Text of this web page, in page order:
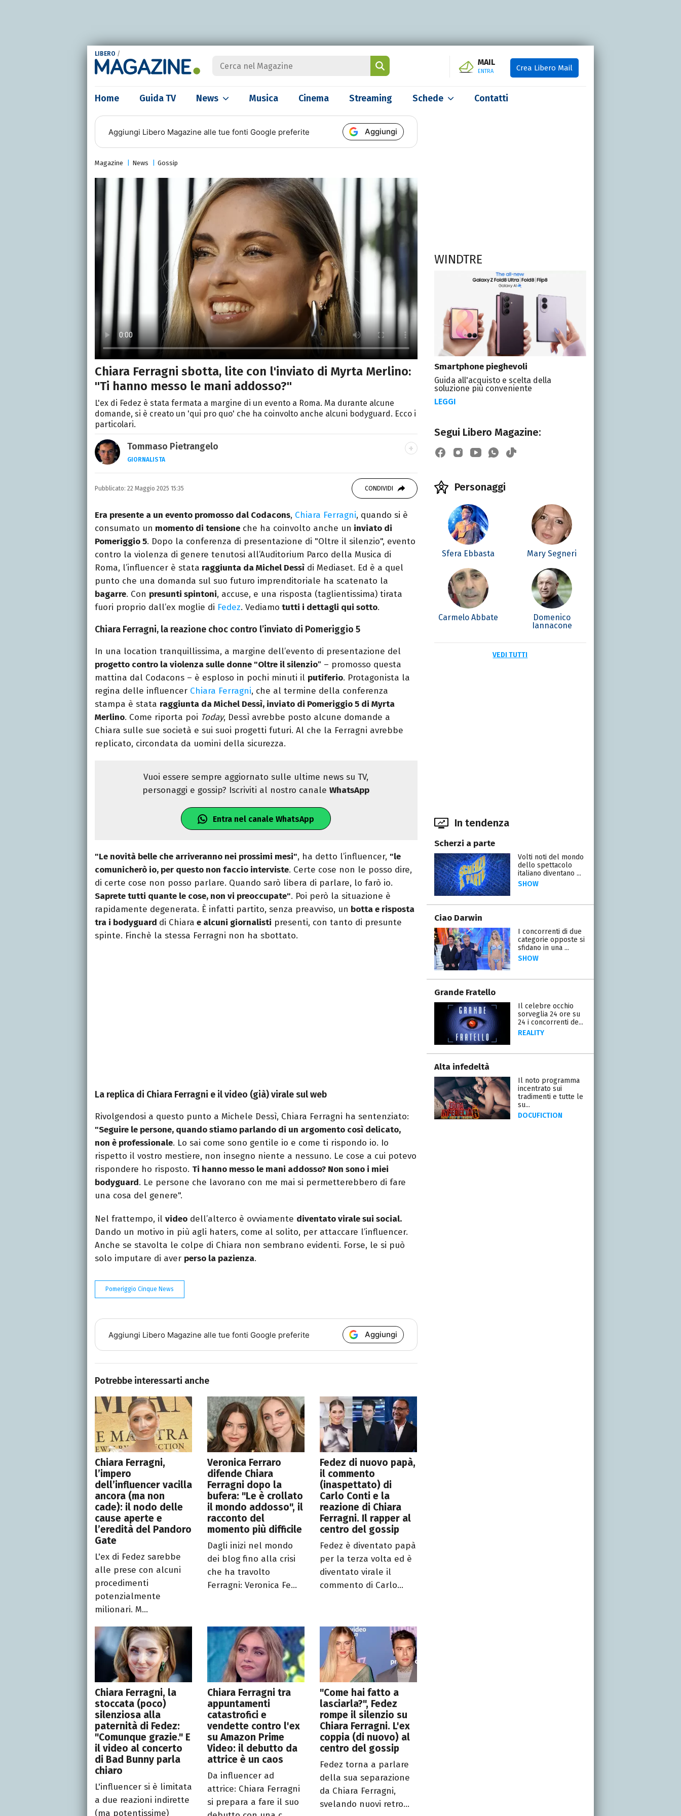
LIBERO /
MAIL
ENTRA Crea Libero Mail
Home Guida TV News Musica Cinema Streaming Schede Contatti
Aggiungi Libero Magazine alle tue fonti Google preferite Aggiungi
Magazine News Gossip
Chiara Ferragni sbotta, lite con l'inviato di Myrta Merlino:
"Ti hanno messo le mani addosso?"
L'ex di Fedez è stata fermata a margine di un evento a Roma. Ma durante alcune
domande, si è creato un 'qui pro quo' che ha coinvolto anche alcuni bodyguard. Ecco i
particolari.
Tommaso Pietrangelo
GIORNALISTA
Autore, giornalista, cantautore. Laureato in Letterature Straniere, è
appassionato di cinema, poesia e Shakespeare. Scrive canzoni e ama i
Pubblicato: 22 Maggio 2025 15:35 CONDIVIDI
Era presente a un evento promosso dal Codacons, Chiara Ferragni, quando si è
consumato un momento di tensione che ha coinvolto anche un inviato di
Pomeriggio 5. Dopo la conferenza di presentazione di "Oltre il silenzio", evento
contro la violenza di genere tenutosi all’Auditorium Parco della Musica di
Roma, l’influencer è stata raggiunta da Michel Dessì di Mediaset. Ed è a quel
punto che una domanda sul suo futuro imprenditoriale ha scatenato la
bagarre. Con presunti spintoni, accuse, e una risposta (taglientissima) tirata
fuori proprio dall’ex moglie di Fedez. Vediamo tutti i dettagli qui sotto.
Chiara Ferragni, la reazione choc contro l’inviato di Pomeriggio 5
In una location tranquillissima, a margine dell’evento di presentazione del
progetto contro la violenza sulle donne "Oltre il silenzio" – promosso questa
mattina dal Codacons – è esploso in pochi minuti il putiferio. Protagonista la
regina delle influencer Chiara Ferragni, che al termine della conferenza
stampa è stata raggiunta da Michel Dessì, inviato di Pomeriggio 5 di Myrta
Merlino. Come riporta poi Today, Dessì avrebbe posto alcune domande a
Chiara sulle sue società e sui suoi progetti futuri. Al che la Ferragni avrebbe
replicato, circondata da uomini della sicurezza.
Vuoi essere sempre aggiornato sulle ultime news su TV,
personaggi e gossip? Iscriviti al nostro canaleWhatsApp
Entra nel canale WhatsApp
"Le novità belle che arriveranno nei prossimi mesi", ha detto l’influencer, "le
comunicherò io, per questo non faccio interviste. Certe cose non le posso dire,
di certe cose non posso parlare. Quando sarò libera di parlare, lo farò io.
Saprete tutti quante le cose, non vi preoccupate". Poi però la situazione è
rapidamente degenerata. È infatti partito, senza preavviso, un botta e risposta
tra i bodyguard di Chiara e alcuni giornalisti presenti, con tanto di presunte
spinte. Finchè la stessa Ferragni non ha sbottato.
La replica di Chiara Ferragni e il video (già) virale sul web
Rivolgendosi a questo punto a Michele Dessì, Chiara Ferragni ha sentenziato:
"Seguire le persone, quando stiamo parlando di un argomento così delicato,
non è professionale. Lo sai come sono gentile io e come ti rispondo io. Io
rispetto il vostro mestiere, non insegno niente a nessuno. Le cose a cui potevo
rispondere ho risposto. Ti hanno messo le mani addosso? Non sono i miei
bodyguard. Le persone che lavorano con me mai si permetterebbero di fare
una cosa del genere".
Nel frattempo, il video dell’alterco è ovviamente diventato virale sui social.
Dando un motivo in più agli haters, come al solito, per attaccare l’influencer.
Anche se stavolta le colpe di Chiara non sembrano evidenti. Forse, le si può
solo imputare di aver perso la pazienza.
Pomeriggio Cinque News
Aggiungi Libero Magazine alle tue fonti Google preferite Aggiungi
Potrebbe interessarti anche
Chiara Ferragni,
l’impero
dell’influencer vacilla
ancora (ma non
cade): il nodo delle
cause aperte e
l’eredità del Pandoro
Gate
L'ex di Fedez sarebbe
alle prese con alcuni
procedimenti
potenzialmente
milionari. M...
Veronica Ferraro
difende Chiara
Ferragni dopo la
bufera: "Le è crollato
il mondo addosso", il
racconto del
momento più difficile
Dagli inizi nel mondo
dei blog fino alla crisi
che ha travolto
Ferragni: Veronica Fe...
Fedez di nuovo papà,
il commento
(inaspettato) di
Carlo Conti e la
reazione di Chiara
Ferragni. Il rapper al
centro del gossip
Fedez è diventato papà
per la terza volta ed è
diventato virale il
commento di Carlo...
Chiara Ferragni, la
stoccata (poco)
silenziosa alla
paternità di Fedez:
"Comunque grazie." E
il video al concerto
di Bad Bunny parla
chiaro
L'influencer si è limitata
a due reazioni indirette
(ma potentissime)
Chiara Ferragni tra
appuntamenti
catastrofici e
vendette contro l'ex
su Amazon Prime
Video: il debutto da
attrice è un caos
Da influencer ad
attrice: Chiara Ferragni
si prepara a fare il suo
"Come hai fatto a
lasciarla?", Fedez
rompe il silenzio su
Chiara Ferragni. L'ex
coppia (di nuovo) al
centro del gossip
Fedez torna a parlare
della sua separazione
da Chiara Ferragni,
svelando nuovi retro...
WINDTRE
Smartphone pieghevoli
Guida all'acquisto e scelta della
soluzione più conveniente
LEGGI
Segui Libero Magazine:
Personaggi
Sfera Ebbasta Mary Segneri
Carmelo Abbate
Domenico
Iannacone
VEDI TUTTI
In tendenza
Scherzi a parte
Volti noti del mondo
dello spettacolo
italiano diventano ...
SHOW
Ciao Darwin
I concorrenti di due
categorie opposte si
sfidano in una ...
SHOW
Grande Fratello
Il celebre occhio
sorveglia 24 ore su
24 i concorrenti de...
REALITY
Alta infedeltà
Il noto programma
incentrato sui
tradimenti e tutte le
su...
DOCUFICTION